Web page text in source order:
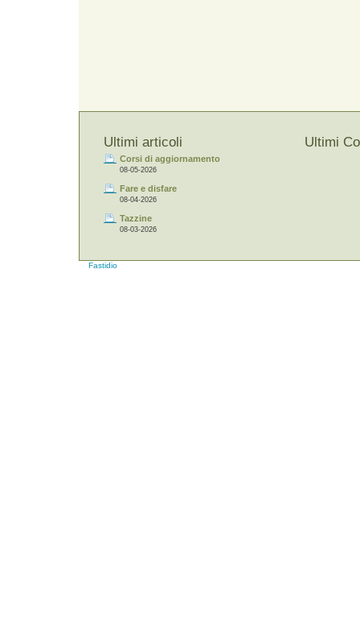
Ultimi articoli
Corsi di aggiornamento
08-05-2026
Fare e disfare
08-04-2026
Tazzine
08-03-2026
Ultimi
Fastidio